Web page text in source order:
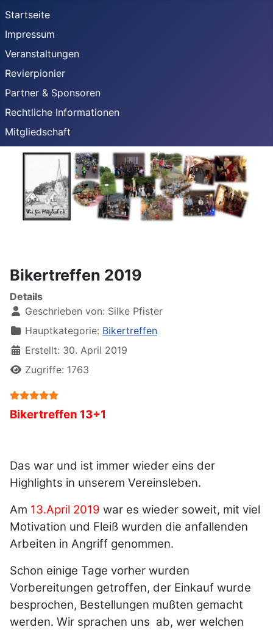
Startseite
Impressum
Veranstaltungen
Revierpionier
Partner & Sponsoren
Rechtliche Informationen
Mitgliedschaft
Bikertreffen 2019
Details
Geschrieben von: Silke Pfister
Hauptkategorie: Bikertreffen
Erstellt: 30. April 2019
Zugriffe: 1763
Bewertung:
Bikertreffen 13+1
Das war und ist immer wieder eins der
Highlights in unserem Vereinsleben.
Am 13.April 2019 war es wieder soweit, mit viel
Motivation und Fleiß wurden die anfallenden
Arbeiten in Angriff genommen.
Schon einige Tage vorher wurden
Vorbereitungen getroffen, der Einkauf wurde
besprochen, Bestellungen mußten gemacht
werden. Wir sprachen uns ab, wer welchen